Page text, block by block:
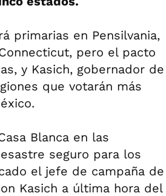
primarias en Pensilvania,
pero el pacto
y Kasich, gobernador de
que votarán más
Blanca en las
seguro para los
el jefe de campaña de
Kasich a última hora del